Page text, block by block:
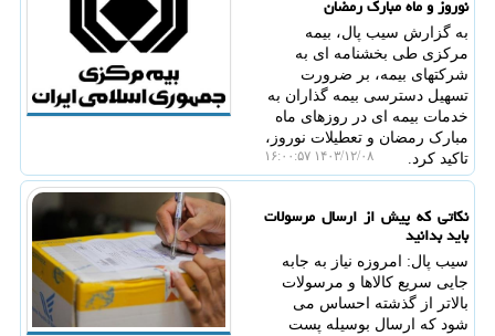
نوروز و ماه مبارک رمضان
به گزارش سیب پال، بیمه
مرکزی طی بخشنامه ای به
شرکتهای بیمه، بر ضرورت
تسهیل دسترسی بیمه گذاران به
خدمات بیمه ای در روزهای ماه
مبارک رمضان و تعطیلات نوروز،
تاکید کرد.
۱۴۰۳/۱۲/۰۸ ۱۶:۰۰:۵۷
نکاتی که پیش از ارسال مرسولات
باید بدانید
سیب پال: امروزه نیاز به جابه
جایی سریع کالاها و مرسولات
بالاتر از گذشته احساس می
شود که ارسال بوسیله پست